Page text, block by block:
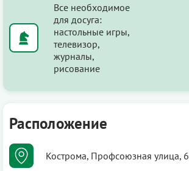
Все необходимое
для досуга:
настольные игры,
телевизор,
журналы,
рисование
Расположение
Кострома, Профсоюзная улица, 6